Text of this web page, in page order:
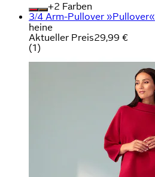
+
Farben
3/4 Arm-Pullover »Pullover«
heine
Aktueller Preis29,99 €
(1)